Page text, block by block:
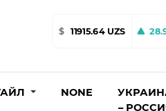
$ 11915.64 UZS
NONE
–